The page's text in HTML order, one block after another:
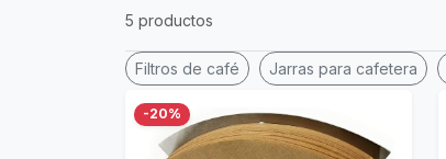
5 productos
Filtros de café Jarras para cafetera
-20%